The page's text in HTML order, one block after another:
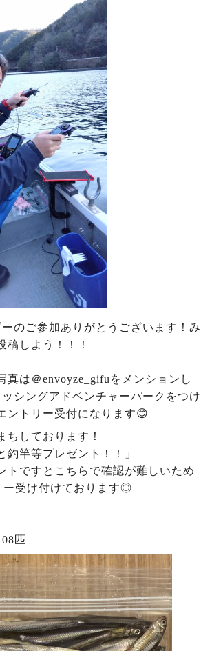
のご参加ありがとうございます！み
稿しよう！！！
真は＠envoyze_gifuをメンションし
シングアドベンチャーパークをつけ
ントリー受付になります😊
ちしております！
釣竿等プレゼント！！」
トですとこちらで確認が難しいため
ー受け付けております◎
匹